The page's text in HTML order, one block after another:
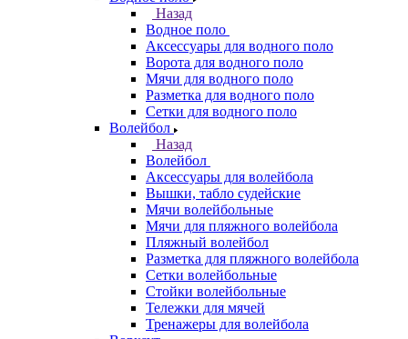
Назад
Водное поло
Аксессуары для водного поло
Ворота для водного поло
Мячи для водного поло
Разметка для водного поло
Сетки для водного поло
Волейбол
Назад
Волейбол
Аксессуары для волейбола
Вышки, табло судейские
Мячи волейбольные
Мячи для пляжного волейбола
Пляжный волейбол
Разметка для пляжного волейбола
Сетки волейбольные
Стойки волейбольные
Тележки для мячей
Тренажеры для волейбола